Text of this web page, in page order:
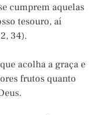
cumprem aquelas
tesouro, aí
34).
acolha a graça e
frutos quanto